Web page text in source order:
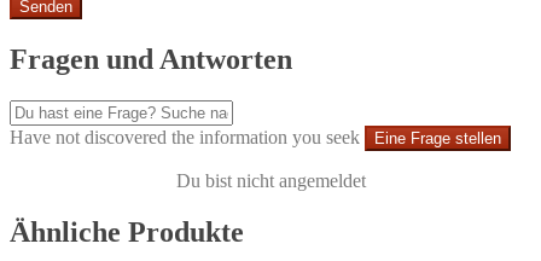
Fragen und Antworten
Have not discovered the information you seek Eine Frage stellen
Du bist nicht angemeldet
Ähnliche Produkte